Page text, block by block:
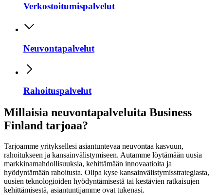
Verkostoitumispalvelut
Neuvontapalvelut
Rahoituspalvelut
Millaisia neuvontapalveluita Business
Finland tarjoaa?
Tarjoamme yrityksellesi asiantuntevaa neuvontaa kasvuun,
rahoitukseen ja kansainvälistymiseen. Autamme löytämään uusia
markkinamahdollisuuksia, kehittämään innovaatioita ja
hyödyntämään rahoitusta. Olipa kyse kansainvälistymisstrategiasta,
uusien teknologioiden hyödyntämisestä tai kestävien ratkaisujen
kehittämisestä, asiantuntijamme ovat tukenasi.